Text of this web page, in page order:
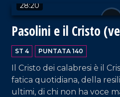
estremamente validi.
28:20
Pasolini e il Cristo
ST 4 PUNTATA 140
Il Cristo dei calabresi è il
fatica quotidiana, della
ultimi, di chi non ha voce
VAI AL TITOLO